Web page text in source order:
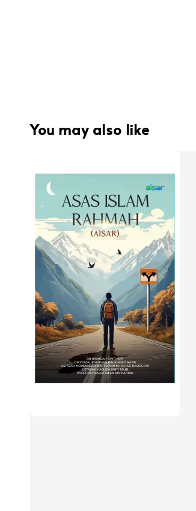
You may also like